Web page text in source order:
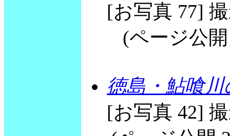
[お写真 77]
(ページ公開
徳島・鮎喰
[お写真 42]